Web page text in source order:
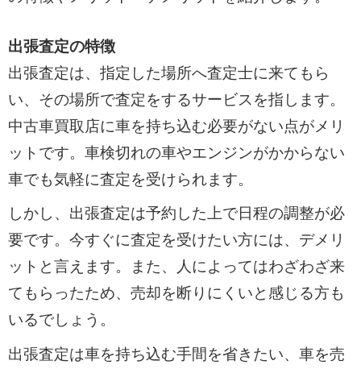
出張査定の特徴
出張査定は、指定した場所へ査定士に来てもら
い、その場所で査定をするサービスを指します。
中古車買取店に車を持ち込む必要がない点がメリ
ットです。車検切れの車やエンジンがかからない
車でも気軽に査定を受けられます。
しかし、出張査定は予約した上で日程の調整が必
要です。今すぐに査定を受けたい方には、デメリ
ットと言えます。また、人によってはわざわざ来
てもらったため、売却を断りにくいと感じる方も
いるでしょう。
出張査定は車を持ち込む手間を省きたい、車を売